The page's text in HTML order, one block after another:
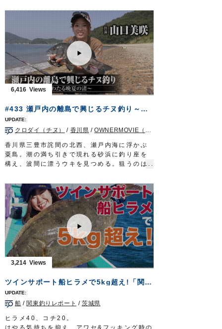
おります。
ルアーパラダイス九州TV TVQ九州放送 毎
週土曜日 朝5時30分～6時放送
OWNERMOVIEhttp://ownertv.jp/
オーナーばりwebsite
http://www.owner.co.jp
ルアーパラダイス九州オンライン
http://lurepara.tsuribito.co.jp/
のは、この時期、接岸するシロザケ。日本人
に馴染み深い魚は食味抜群な上にパワフルな
ファイトを堪能できる季節限定のターゲット
だ。
噴火湾の風物詩、秋味釣りに挑むのは田邉共
継さん。札幌の大手釣具店に３０年以上勤
め、この夏、第二の人生を歩み始めた。
遡上を前にしたシロザケは警戒心が強く、滅
多に口を使わない。一筋縄ではいかない旬の
魚に熟練の釣技を駆使し迫りゆく。
ロッド：アキアジ専用ロッド 13ft
リール：中型スピニングリール
メインライン：PE 2号
リーダー：フロロ 8号
ウキ：アキアジフロート LL
スプーン：アキアジスプーン 45g
ルアー：タコベイト 2号
タックル②
ロッド：アキアジ専用ロッド 11ft5in
リール：中型スピニングリール
メインライン：PE 1.5号
リーダー：フロロ 8号
ハリス：ナイロン 5号
ウキ：アキアジスティック 6号／8号
ルアー：タコベイト 1.5号
ハリ：カット フカセ 16号
OWNERMOVIEhttp://ownertv.jp/
オーナーばりwebsite
http://www.owner.co.jp
6,416
#433 瀬戸内の離島で興じるチヌ釣り～潮風わたる晩夏の渚～
クロダイ（チヌ） / 香川県 /OWNERMOVIE（夢釣行）
香川県三豊市詫間の北西、瀬戸内海に浮かぶ
粟島。潮の満ち引きで現れる砂浜に釣り座を
構え、波間に漂うウキを見つめる。狙うのは
の名で親しまれる釣り味際立つターゲット
だ。
チヌに対峙するのは山口美咲さん。岡山を拠
点に活躍する、うら若き磯釣り師だ。浜辺か
ら挑むのは初めて…荒磯とは異なる、穏やか
な釣り。渚をわたる潮風に秋の気配を仄かに
感じながら、瀬戸内の離島で極上のチヌと戯
れる。
タックル①
竿：チヌ竿 0.6号 5.3m
キ）
道糸：ナイロン 1.7号
ハリス：フロロ 1.5号
ハリ：
速手チヌ 2号
3,214
ツインサポート船ヒラメで5kg超え!「関東釣りレポートVol.9」
船 /関東釣りレポート /茨城県
ヒラメ40、コチ20。
はやる気持ちを抑え、アワセ&フッキング時の